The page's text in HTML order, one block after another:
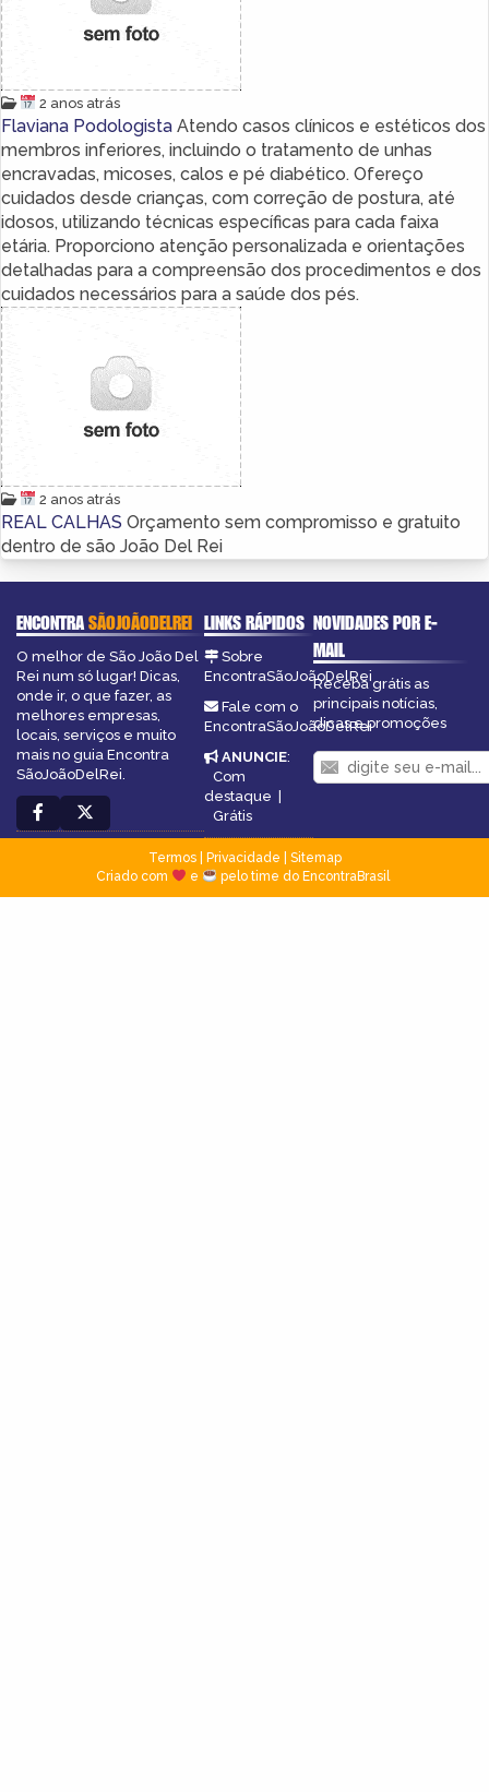
2 anos atrás
Flaviana Podologista Atendo casos clínicos e estéticos dos
membros inferiores, incluindo o tratamento de unhas
encravadas, micoses, calos e pé diabético. Ofereço
cuidados desde crianças, com correção de postura, até
idosos, utilizando técnicas específicas para cada faixa
etária. Proporciono atenção personalizada e orientações
detalhadas para a compreensão dos procedimentos e dos
cuidados necessários para a saúde dos pés.
2 anos atrás
REAL CALHAS Orçamento sem compromisso e gratuito
dentro de são João Del Rei
ENCONTRASÃOJOÃODELREI
O melhor de São João Del
Rei num só lugar! Dicas,
onde ir, o que fazer, as
melhores empresas,
locais, serviços e muito
mais no guia Encontra
SãoJoãoDelRei.
LINKS RÁPIDOS
Sobre
EncontraSãoJoãoDelRei
Fale com o
EncontraSãoJoãoDelRei
ANUNCIE:
Com
destaque |
Grátis
NOVIDADES POR E-
MAIL
Receba grátis as
principais notícias,
dicas e promoções
Termos| Privacidade
Sitemap
Criado com
e pelo time do EncontraBrasil